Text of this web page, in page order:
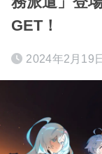
GET！
2024年2月19日